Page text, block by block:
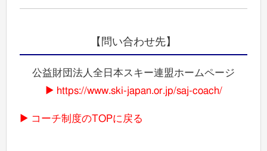
【問い合わせ先】
公益財団法人全日本スキー連盟ホームページ
https://www.ski-japan.or.jp/saj-coach/
コーチ制度のTOPに戻る